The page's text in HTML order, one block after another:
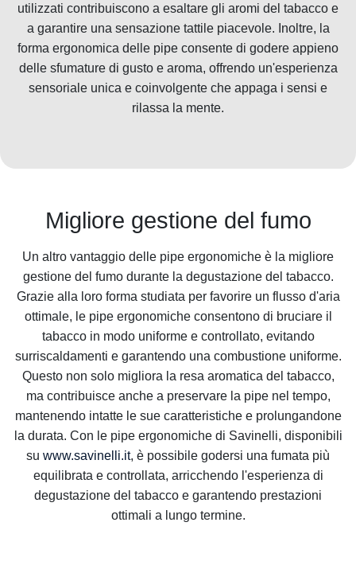
utilizzati contribuiscono a esaltare gli aromi del tabacco e
a garantire una sensazione tattile piacevole. Inoltre, la
forma ergonomica delle pipe consente di godere appieno
delle sfumature di gusto e aroma, offrendo un'esperienza
sensoriale unica e coinvolgente che appaga i sensi e
rilassa la mente.
Migliore gestione del fumo
Un altro vantaggio delle pipe ergonomiche è la migliore
gestione del fumo durante la degustazione del tabacco.
Grazie alla loro forma studiata per favorire un flusso d'aria
ottimale, le pipe ergonomiche consentono di bruciare il
tabacco in modo uniforme e controllato, evitando
surriscaldamenti e garantendo una combustione uniforme.
Questo non solo migliora la resa aromatica del tabacco,
ma contribuisce anche a preservare la pipe nel tempo,
mantenendo intatte le sue caratteristiche e prolungandone
la durata. Con le pipe ergonomiche di Savinelli, disponibili
su www.savinelli.it, è possibile godersi una fumata più
equilibrata e controllata, arricchendo l'esperienza di
degustazione del tabacco e garantendo prestazioni
ottimali a lungo termine.